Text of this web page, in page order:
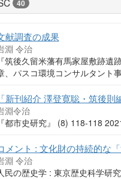
40
献調査の成果
淵 令治
筑後久留米藩有馬家屋敷跡遺
、パスコ環境コンサルタント
新刊紹介 澤登寛聡・筑後則
淵令治
都市史研究』 (8) 118-118
メント : 文化財の持続的な
淵 令治
民の歴史学 : 東京歴史科学研